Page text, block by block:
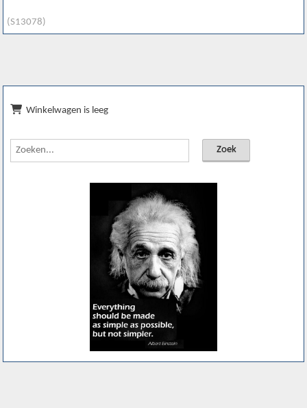
(S13078)
Winkelwagen is leeg